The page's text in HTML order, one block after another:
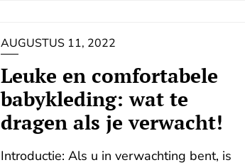
AUGUSTUS 11, 2022
Leuke en comfortabele
babykleding: wat te
dragen als je verwacht!
Introductie: Als u in verwachting bent, is